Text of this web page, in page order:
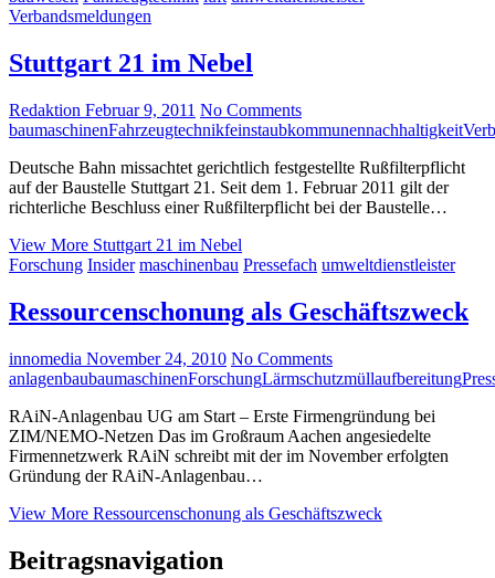
Verbandsmeldungen
Stuttgart 21 im Nebel
Redaktion Februar 9, 2011 No Comments
baumaschinenFahrzeugtechnikfeinstaubkommunennachhaltigkeit
Deutsche Bahn missachtet gerichtlich festgestellte Rußfilterpflicht
auf der Baustelle Stuttgart 21. Seit dem 1. Februar 2011 gilt der
richterliche Beschluss einer Rußfilterpflicht bei der Baustelle…
View More Stuttgart 21 im Nebel
Forschung Insider maschinenbau Pressefach umweltdienstleister
Ressourcenschonung als Geschäftszweck
innomedia November 24, 2010 No Comments
anlagenbaubaumaschinenForschungLärmschutzmüllaufbereitung
RAiN-Anlagenbau UG am Start – Erste Firmengründung bei
ZIM/NEMO-Netzen Das im Großraum Aachen angesiedelte
Firmennetzwerk RAiN schreibt mit der im November erfolgten
Gründung der RAiN-Anlagenbau…
View More Ressourcenschonung als Geschäftszweck
Beitragsnavigation